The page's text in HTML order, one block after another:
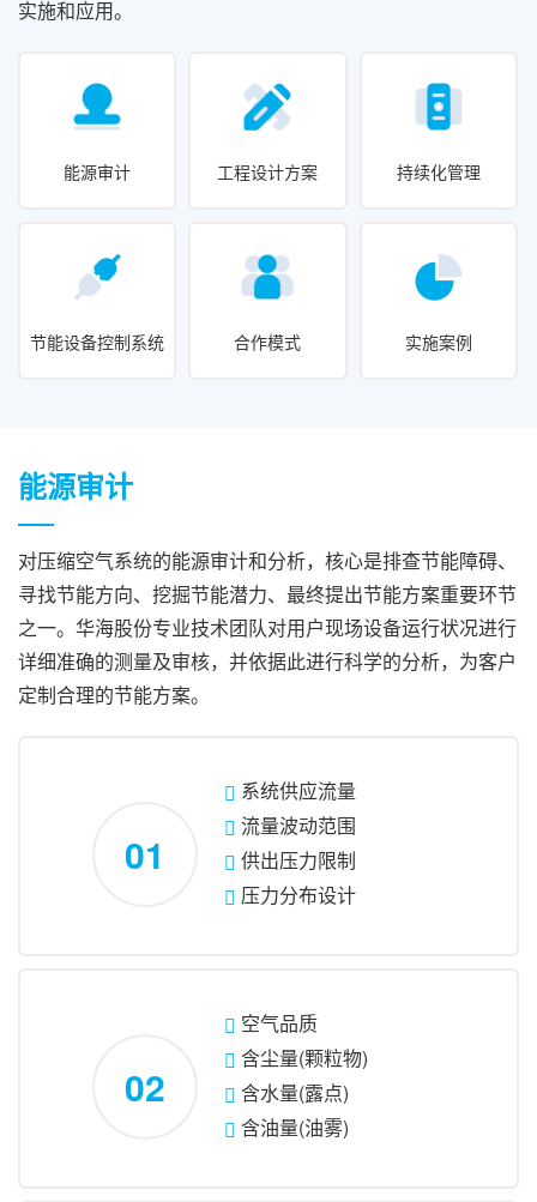
实施和应用。
能源审计 工程设计方案 持续化管理
节能设备控制系统 合作模式 实施案例
能源审计
对压缩空气系统的能源审计和分析，核心是排查节能障碍、
寻找节能方向、挖掘节能潜力、最终提出节能方案重要环节
之一。华海股份专业技术团队对用户现场设备运行状况进行
详细准确的测量及审核，并依据此进行科学的分析，为客户
定制合理的节能方案。
01
系统供应流量
流量波动范围
供出压力限制
压力分布设计
02
空气品质
含尘量(颗粒物)
含水量(露点)
含油量(油雾)